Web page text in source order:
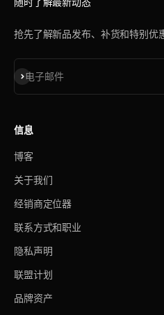
抢先了解新品发布、补货和特别优
电子邮件
订阅
信息
博客
关于我们
经销商定位器
联系方式和职业
隐私声明
联盟计划
品牌资产